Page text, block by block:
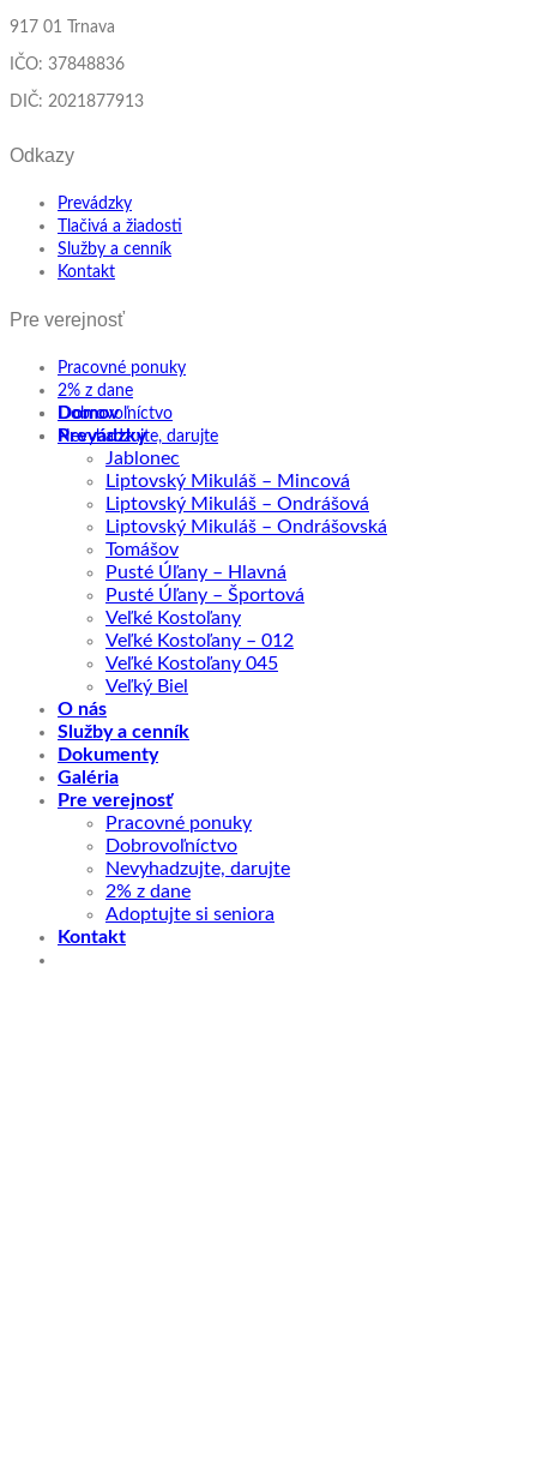
917 01 Trnava
IČO: 37848836
DIČ: 2021877913
Odkazy
Prevádzky
Tlačivá a žiadosti
Služby a cenník
Kontakt
Pre verejnosť
Pracovné ponuky
2% z dane
Dobrovoľníctvo
Nevyhadzujte, darujte
Domov
Prevádzky
Jablonec
Liptovský Mikuláš – Mincová
Liptovský Mikuláš – Ondrášová
Liptovský Mikuláš – Ondrášovská
Tomášov
Pusté Úľany – Hlavná
Pusté Úľany – Športová
Veľké Kostoľany
Veľké Kostoľany – 012
Veľké Kostoľany 045
Veľký Biel
O nás
Služby a cenník
Dokumenty
Galéria
Pre verejnosť
Pracovné ponuky
Dobrovoľníctvo
Nevyhadzujte, darujte
2% z dane
Adoptujte si seniora
Kontakt